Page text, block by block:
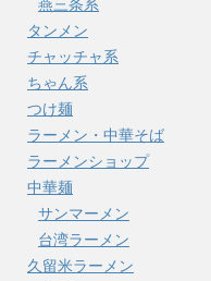
燕三条系
タンメン
チャッチャ系
ちゃん系
つけ麺
ラーメン・中華そば
ラーメンショップ
中華麺
サンマーメン
台湾ラーメン
久留米ラーメン